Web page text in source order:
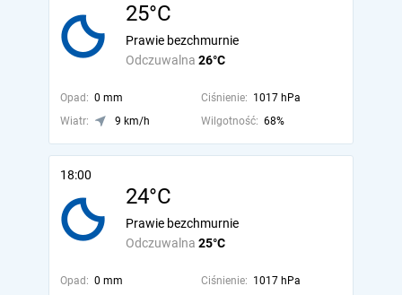
25°C
Odczuwalna 26°C
Prawie bezchmurnie
Opad: 0 mm Ciśnienie: 1017 hPa
Wiatr:
9 km/h Wilgotność: 68%
18:00
24°C
Odczuwalna 25°C
Prawie bezchmurnie
Opad: 0 mm Ciśnienie: 1017 hPa